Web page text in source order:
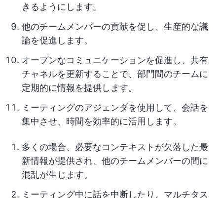
きるようにします。
他のチームメンバーの貢献を促し、生産的な議
論を促進します。
オープンなコミュニケーションを促進し、共有
チャネルを更新することで、部門間のチームに
定期的に情報を提供します。
ミーティングのアジェンダを使用して、会話を
集中させ、時間を効率的に活用します。
多くの場合、必要なコンテキストが欠落した最
新情報が提供され、他のチームメンバーの間に
混乱が生じます。
ミーティング中に話を中断したり、マルチタス